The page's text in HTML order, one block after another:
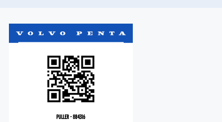
Onderdelen
Bedrijfsvaart
Onderdelen